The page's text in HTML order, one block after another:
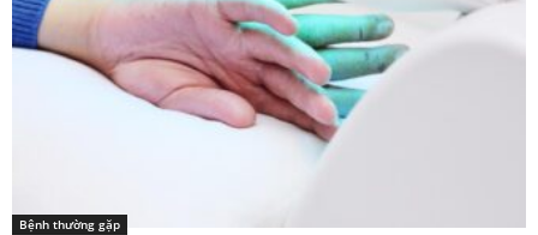
Bệnh thường gặp